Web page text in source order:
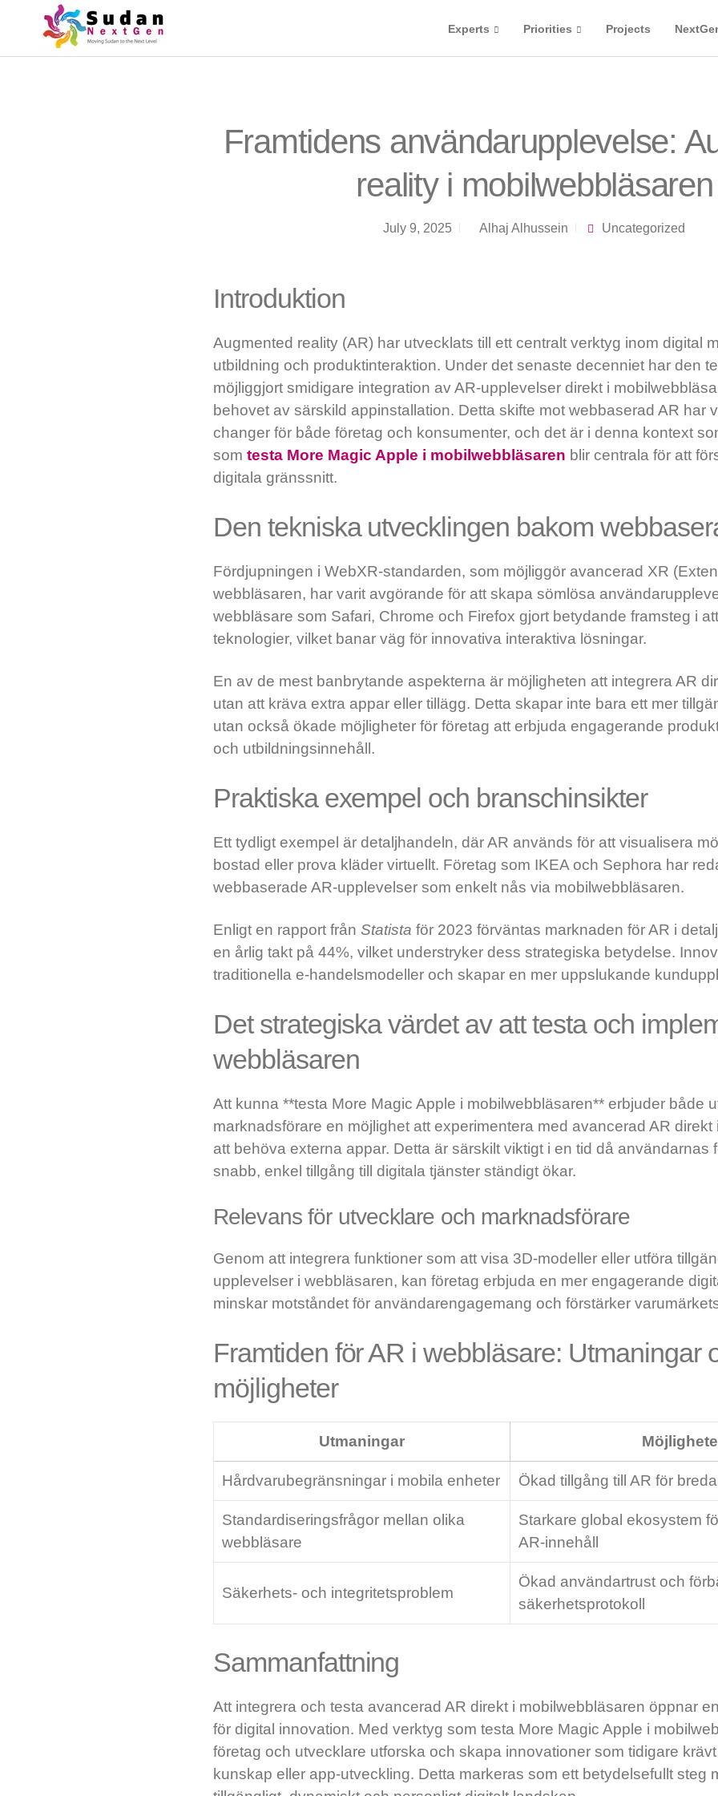
Experts Priorities Projects
Framtidens användarupplevelse:
reality i mobilwebbläsaren
July 9, 2025 Alhaj Alhussein Uncategorized
Introduktion
Augmented reality (AR) har utvecklats till ett centralt verktyg inom digital
utbildning och produktinteraktion. Under det senaste decenniet har den
möjliggjort smidigare integration av AR-upplevelser direkt i
behovet av särskild appinstallation. Detta skifte mot webbaserad AR har
changer för både företag och konsumenter, och det är i denna kontext
som testa More Magic Apple i mobilwebbläsaren blir centrala för att
digitala gränssnitt.
Den tekniska utvecklingen bakom
Fördjupningen i WebXR-standarden, som möjliggör avancerad XR
webbläsaren, har varit avgörande för att skapa sömlösa
webbläsare som Safari, Chrome och Firefox gjort betydande framsteg i
teknologier, vilket banar väg för innovativa interaktiva lösningar.
En av de mest banbrytande aspekterna är möjligheten att integrera AR
utan att kräva extra appar eller tillägg. Detta skapar inte bara ett mer
utan också ökade möjligheter för företag att erbjuda engagerande
och utbildningsinnehåll.
Praktiska exempel och branschinsikter
Ett tydligt exempel är detaljhandeln, där AR används för att visualisera
bostad eller prova kläder virtuellt. Företag som IKEA och Sephora har
webbaserade AR-upplevelser som enkelt nås via mobilwebbläsaren.
Enligt en rapport från Statista för 2023 förväntas marknaden för AR i
en årlig takt på 44%, vilket understryker dess strategiska betydelse.
traditionella e-handelsmodeller och skapar en mer uppslukande
Det strategiska värdet av att testa och
webbläsaren
Att kunna **testa More Magic Apple i mobilwebbläsaren** erbjuder både
marknadsförare en möjlighet att experimentera med avancerad AR
att behöva externa appar. Detta är särskilt viktigt i en tid då användarnas
snabb, enkel tillgång till digitala tjänster ständigt ökar.
Relevans för utvecklare och marknadsförare
Genom att integrera funktioner som att visa 3D-modeller eller utföra
upplevelser i webbläsaren, kan företag erbjuda en mer engagerande
minskar motståndet för användarengagemang och förstärker
Framtiden för AR i webbläsare: Utmaningar
möjligheter
Utmaningar
Hårdvarubegränsningar i mobila enheter Ökad tillgång till AR för
Standardiseringsfrågor mellan olika
webbläsare
Starkare global ekosystem
AR-innehåll
Säkerhets- och integritetsproblem
Ökad användartrust och
säkerhetsprotokoll
Sammanfattning
Att integrera och testa avancerad AR direkt i mobilwebbläsaren öppnar
för digital innovation. Med verktyg som testa More Magic Apple i
företag och utvecklare utforska och skapa innovationer som tidigare
kunskap eller app-utveckling. Detta markeras som ett betydelsefullt steg